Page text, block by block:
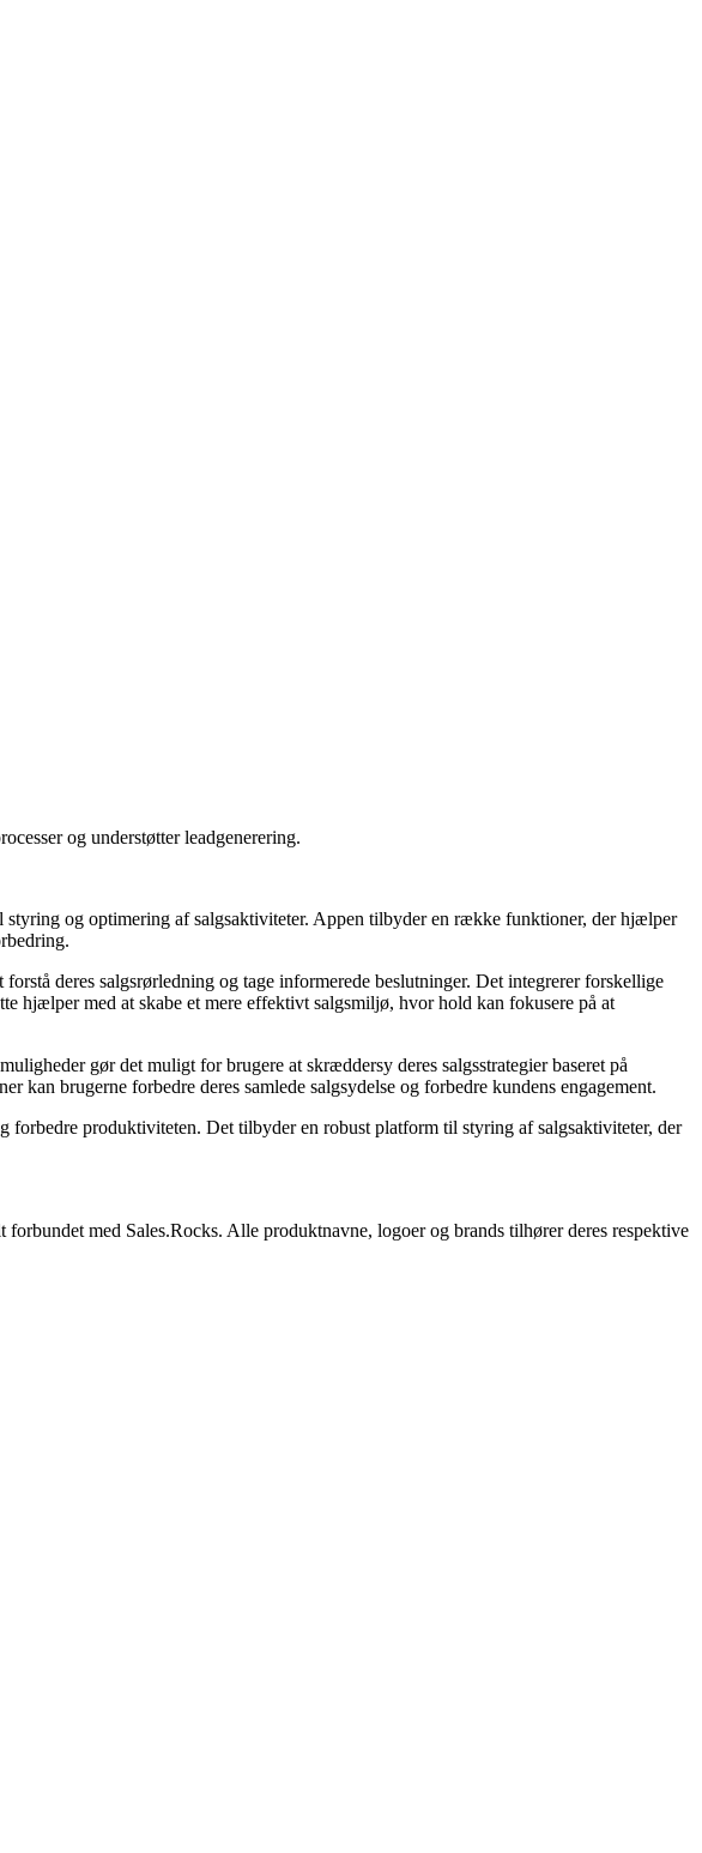
og understøtter leadgenerering.
og optimering af salgsaktiviteter. Appen tilbyder en række funktioner, der hjælper
deres salgsrørledning og tage informerede beslutninger. Det integrerer forskellige
hjælper med at skabe et mere effektivt salgsmiljø, hvor hold kan fokusere på at
gør det muligt for brugere at skræddersy deres salgsstrategier baseret på
kan brugerne forbedre deres samlede salgsydelse og forbedre kundens engagement.
forbedre produktiviteten. Det tilbyder en robust platform til styring af salgsaktiviteter, der
med Sales.Rocks. Alle produktnavne, logoer og brands tilhører deres respektive